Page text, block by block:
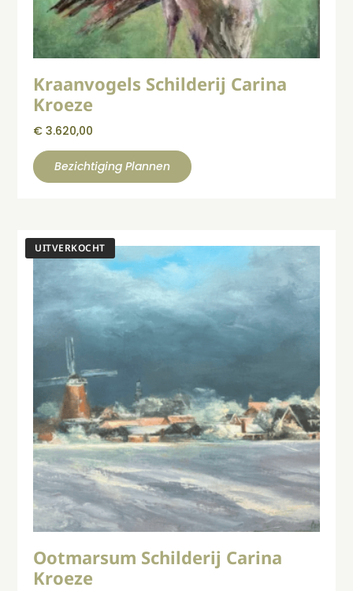
Kraanvogels Schilderij Carina
Kroeze
€ 3.620,00
Bezichtiging Plannen
Ootmarsum Schilderij Carina
Kroeze